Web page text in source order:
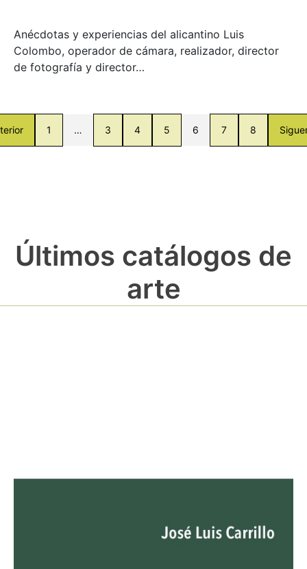
Anécdotas y experiencias del alicantino Luis
Colombo, operador de cámara, realizador, director
de fotografía y director…
1 … 3 4 5 6 7 8
Últimos catálogos de
arte